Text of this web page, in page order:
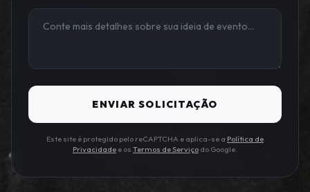
ENVIAR SOLICITAÇÃO
Este site é protegido pelo reCAPTCHA e aplica-se a Política de
Privacidade e os Termos de Serviço do Google.